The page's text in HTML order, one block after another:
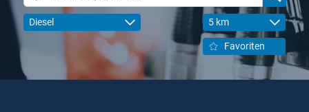
Diesel 5 km
Favoriten